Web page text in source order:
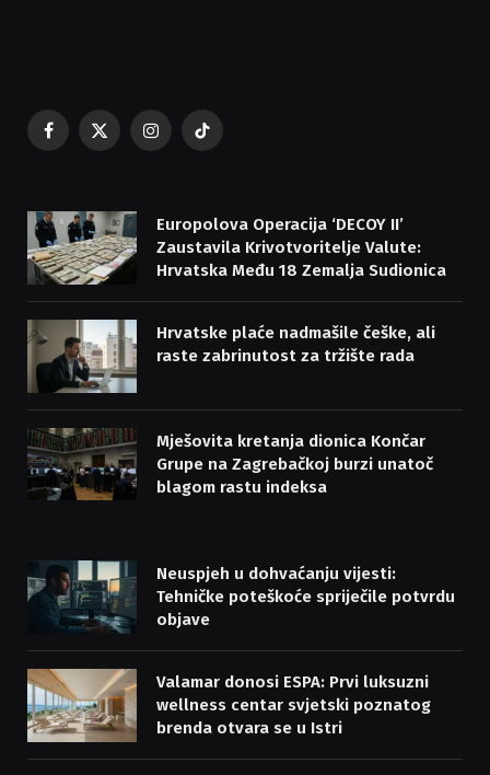
Facebook
X
Instagram
TikTok
Europolova Operacija ‘DECOY II’
Zaustavila Krivotvoritelje Valute:
Hrvatska Među 18 Zemalja Sudionica
Hrvatske plaće nadmašile češke, ali
raste zabrinutost za tržište rada
Mješovita kretanja dionica Končar
Grupe na Zagrebačkoj burzi unatoč
blagom rastu indeksa
Neuspjeh u dohvaćanju vijesti:
Tehničke poteškoće spriječile potvrdu
objave
Valamar donosi ESPA: Prvi luksuzni
wellness centar svjetski poznatog
brenda otvara se u Istri